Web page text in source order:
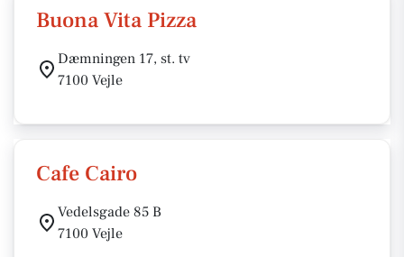
Buona Vita Pizza
Dæmningen 17, st. tv
7100 Vejle
Cafe Cairo
Vedelsgade 85 B
7100 Vejle